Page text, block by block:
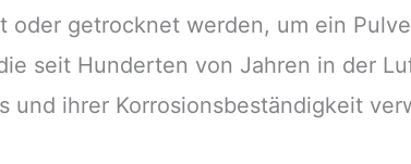
getrocknet werden, um ein
seit Hunderten von Jahren in der
ihrer Korrosionsbeständigkeit